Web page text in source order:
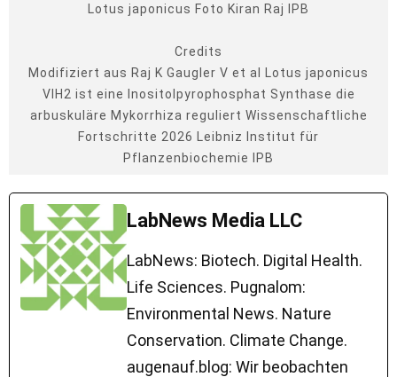
Lotus japonicus Foto Kiran Raj IPB
Credits
Modifiziert aus Raj K Gaugler V et al Lotus japonicus
VIH2 ist eine Inositolpyrophosphat Synthase die
arbuskuläre Mykorrhiza reguliert Wissenschaftliche
Fortschritte 2026 Leibniz Institut für
Pflanzenbiochemie IPB
LabNews Media LLC
LabNews: Biotech. Digital Health.
Life Sciences. Pugnalom:
Environmental News. Nature
Conservation. Climate Change.
augenauf.blog: Wir beobachten